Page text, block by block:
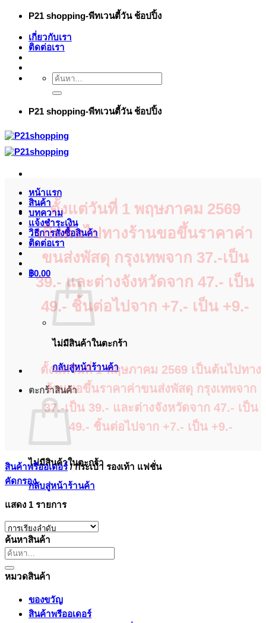
ข้าม
เนื้อหา
P21 shopping-พีทเวนตี้วัน ช้อปปิ้ง
เกี่ยวกับเรา
ติดต่อเรา
ค้นหา:
P21 shopping-พีทเวนตี้วัน ช้อปปิ้ง
หน้าแรก
สินค้า
บทความ
แจ้งชำระเงิน
วิธีการสั่งซื้อสินค้า
ติดต่อเรา
฿0.00
ไม่มีสินค้าในตะกร้า
กลับสู่หน้าร้านค้า
ตะกร้าสินค้า
ไม่มีสินค้าในตะกร้า
กลับสู่หน้าร้านค้า
ตั้งแต่วันที่ 1 พฤษภาคม 2569
เป็นต้นไปทางร้านขอขึ้นราคาค่า
ขนส่งพัสดุ กรุงเทพจาก 37.-เป็น
39.- และต่างจังหวัดจาก 47.- เป็น
49.- ชิ้นต่อไปจาก +7.- เป็น +9.-
ตั้งแต่วันที่ 1 พฤษภาคม 2569 เป็นต้นไปทาง
ร้านขอขึ้นราคาค่าขนส่งพัสดุ กรุงเทพจาก
37.-เป็น 39.- และต่างจังหวัดจาก 47.- เป็น
49.- ชิ้นต่อไปจาก +7.- เป็น +9.-
สินค้าพรีออเดอร์ /กระเป๋า รองเท้า แฟชั่น
คัดกรอง
แสดง 1 รายการ
ค้นหาสินค้า
ค้นหา:
หมวดสินค้า
ของขวัญ
สินค้าพรีออเดอร์